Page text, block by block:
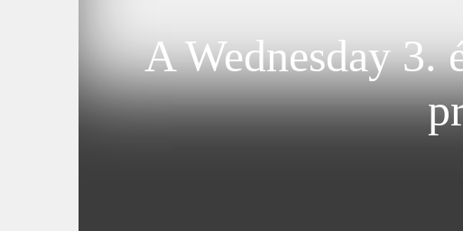
A Wednesday 3.